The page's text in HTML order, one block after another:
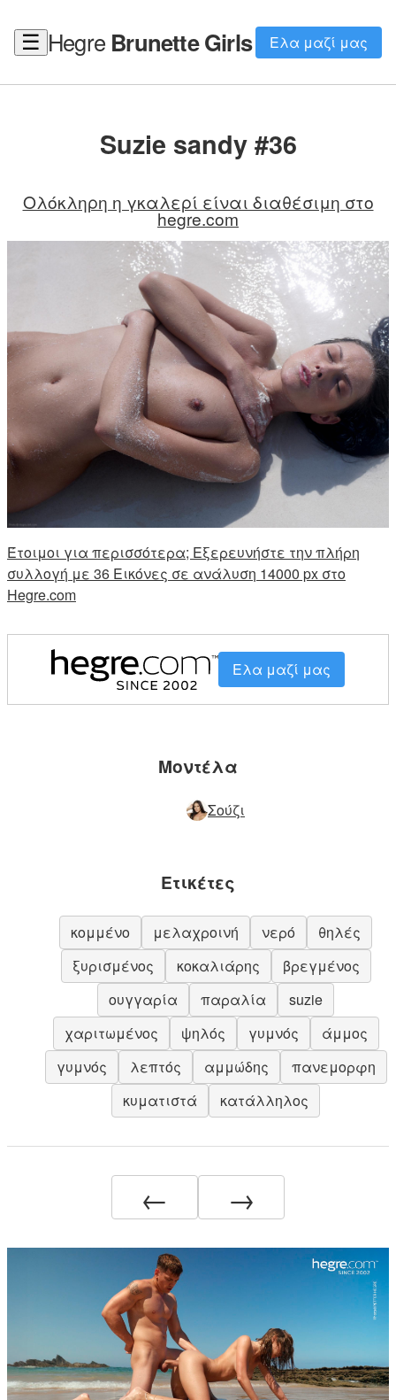
☰ Hegre Brunette Girls Ελα μαζί μας
Suzie sandy #36
Ολόκληρη η γκαλερί είναι διαθέσιμη στο
hegre.com
Έτοιμοι για περισσότερα; Εξερευνήστε την πλήρη
συλλογή με 36 Εικόνες σε ανάλυση 14000 px στο
Hegre.com
Ελα μαζί μας
Μοντέλα
Σούζι
Ετικέτες
κομμένο μελαχροινή νερό
θηλές
ξυρισμένος
κοκαλιάρης
βρεγμένος
ουγγαρία
παραλία
suzie
χαριτωμένος
ψηλός γυμνός
άμμος
γυμνός
λεπτός αμμώδης
πανεμορφη
κυματιστά
κατάλληλος
← →